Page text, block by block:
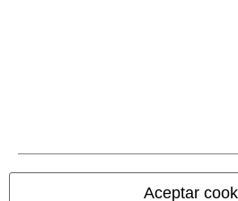
Aceptar
Cancelar pedido
Todos los precios incluyen el IVA pero